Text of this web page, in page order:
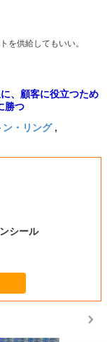
を供給してもいい。
、顧客に役立つため
勝つ
・リング,
シール